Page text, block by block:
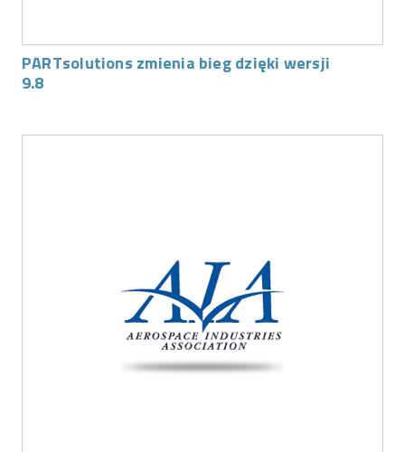
PARTsolutions zmienia bieg dzięki wersji
9.8